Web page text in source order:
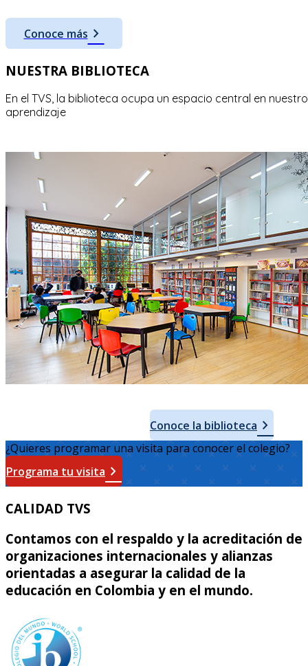
Conoce más chevron_right
NUESTRA BIBLIOTECA
En el TVS, la biblioteca ocupa un espacio central en
aprendizaje
Conoce la biblioteca chevron_right
¿Quieres programar una visita para conocer el colegio?
Programa tu visita chevron_right
CALIDAD TVS
Contamos con el respaldo y la acreditación de
organizaciones internacionales y alianzas
orientadas a asegurar la calidad de la
educación en Colombia y en el mundo.